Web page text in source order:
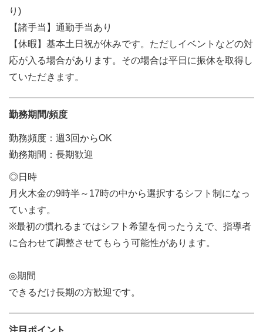
り)
【諸手当】通勤手当あり
【休暇】基本土日祝が休みです。ただしイベントなどの対
応が入る場合があります。その場合は平日に振休を取得し
ていただきます。
勤務期間/頻度
勤務頻度：週3回からOK
勤務期間：長期歓迎
◎日時
月火木金の9時半～17時の中から選択するシフト制になっ
ています。
※最初の慣れるまではシフト希望を伺ったうえで、指導者
に合わせて調整させてもらう可能性があります。
◎期間
できるだけ長期の方歓迎です。
注目ポイント